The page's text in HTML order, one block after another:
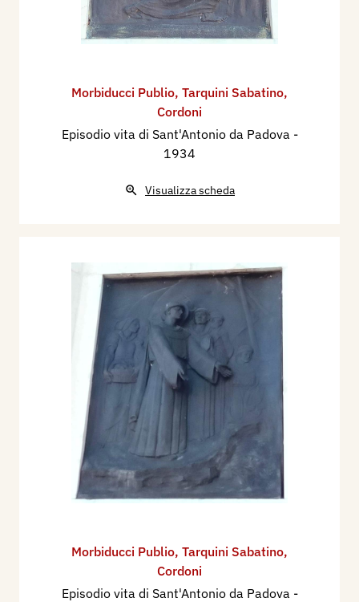
Morbiducci Publio, Tarquini Sabatino,
Cordoni
Episodio vita di Sant'Antonio da Padova -
1934
Visualizza scheda
Morbiducci Publio, Tarquini Sabatino,
Cordoni
Episodio vita di Sant'Antonio da Padova -